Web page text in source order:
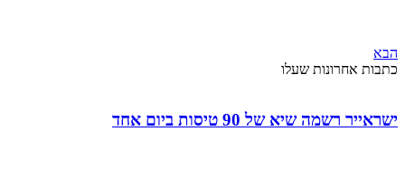
הבא
כתבות אחרונות שעלו
ישראייר רשמה שיא של 90 טיסות ביום אחד